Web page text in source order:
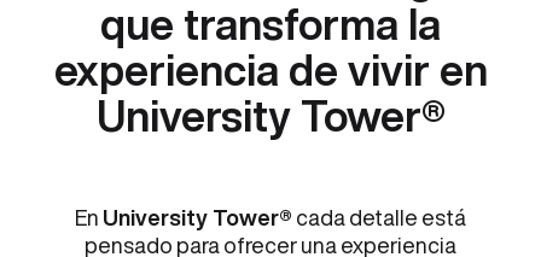
que transforma la
experiencia de vivir en
University Tower®
En University Tower® cada detalle está
pensado para ofrecer una experiencia